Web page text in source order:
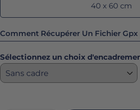
40 x 60 cm
Comment Récupérer Un Fichier Gpx
Allez sur strava.comdepuis un
(l’export GPX n’est pas dispo sur
Cliquez sur l'activité > en haut à
Sélectionnez un choix